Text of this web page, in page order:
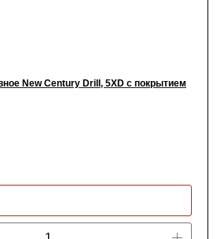
New Century Drill, 5XD с покрытием